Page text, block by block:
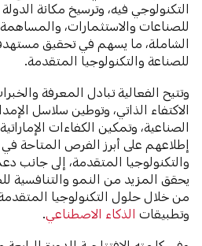
التكنولوجي فيه، وترسيخ مكانة
للصناعات والاستثمارات، والمساهمة
الشاملة، ما يسهم في تحقيق
للصناعة والتكنولوجيا المتقدمة.
وتتيح الفعالية تبادل المعرفة
الاكتفاء الذاتي، وتوطين سلاسل
الصناعية، وتمكين الكفاءات
إطلاعهم على أبرز الفرص المتاحة
والتكنولوجيا المتقدمة، إلى جانب
يحقق المزيد من النمو والتنافسية
من خلال حلول التكنولوجيا المتقدمة
وتطبيقات الذكاء الاصطناعي.